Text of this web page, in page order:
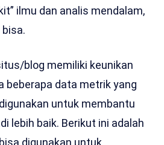
ilmu dan analis mendalam,
blog memiliki keunikan
beberapa data metrik yang
untuk membantu
lebih baik. Berikut ini adalah
digunakan untuk